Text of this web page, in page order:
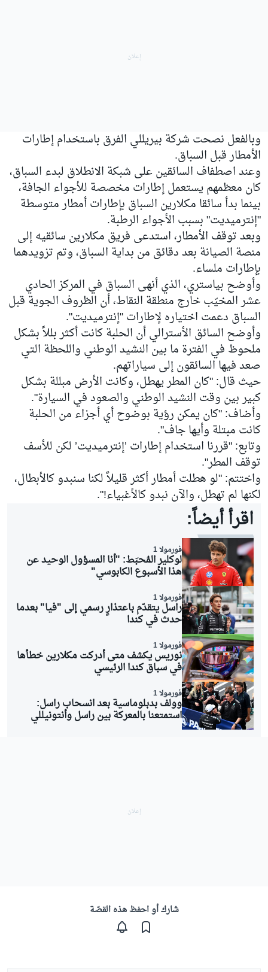
وبالفعل نصحت شركة بيريللي الفرق باستخدام إطارات
الأمطار قبل السباق.
وعند اصطفاف السائقين على شبكة الانطلاق لبدء السباق،
كان معظمهم يستعمل إطارات مخصصة للأجواء الجافة،
بينما بدأ سائقا مكلارين السباق بإطارات أمطار متوسطة
"إنترميديت" بسبب الأجواء الرطبة.
وبعد توقف الأمطار، استدعى فريق مكلارين سائقيه إلى
منصة الصيانة بعد دقائق من بداية السباق، وتم تزويدهما
بإطارات ملساء.
وأوضح بياستري، الذي أنهى السباق في المركز الحادي
عشر المخيّب خارج منطقة النقاط، أن الظروف الجوية قبل
السباق دعمت اختياره لإطارات "إنترميديت".
وأوضح السائق الأسترالي أن الحلبة كانت أكثر بللاً بشكل
ملحوظ في الفترة ما بين النشيد الوطني واللحظة التي
صعد فيها السائقون إلى سياراتهم.
حيث قال: "كان المطر يهطل، وكانت الأرض مبللة بشكل
كبير بين وقت النشيد الوطني والصعود في السيارة".
وأضاف: "كان يمكن رؤية بوضوح أي أجزاء من الحلبة
كانت مبتلة وأيها جاف".
وتابع: "قررنا استخدام إطارات ’إنترميديت’ لكن للأسف
توقف المطر".
واختتم: "لو هطلت أمطار أكثر قليلاً لكنا سنبدو كالأبطال،
لكنها لم تهطل، والآن نبدو كالأغبياء!".
اقرأ أيضاً:
فورمولا 1
لوكلير المُحبَط: "أنا المسؤول الوحيد عن
هذا الأسبوع الكابوسي"
فورمولا 1
راسل يتقدّم باعتذارٍ رسمي إلى "فيا" بعدما
حدث في كندا
فورمولا 1
نوريس يكشف متى أدركت مكلارين خطأها
في سباق كندا الرئيسي
فورمولا 1
وولف بدبلوماسية بعد انسحاب راسل:
استمتعنا بالمعركة بين راسل وأنتونيللي
شارك أو احفظ هذه القصّة